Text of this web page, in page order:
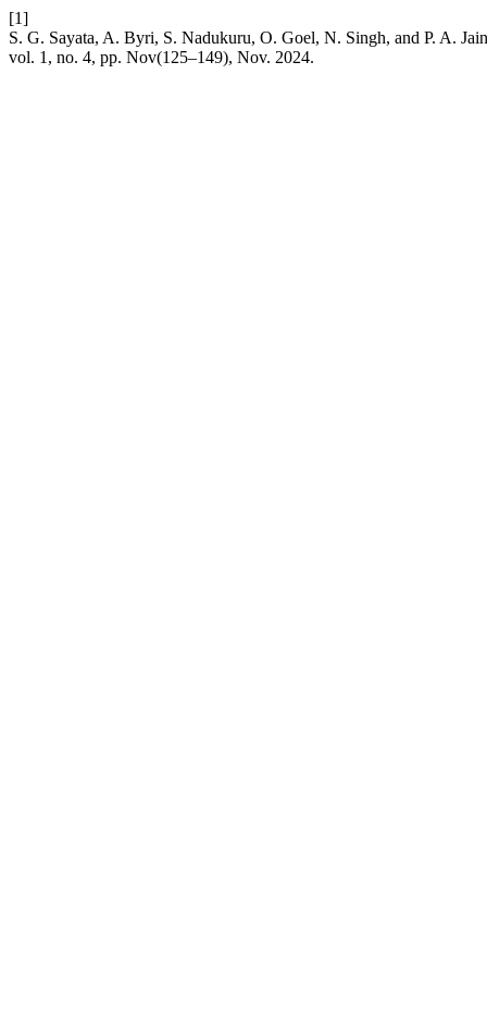
[1]
S. G. Sayata, A. Byri, S. Nadukuru, O. Goel, N. Singh, and P. A.
vol. 1, no. 4, pp. Nov(125–149), Nov. 2024.